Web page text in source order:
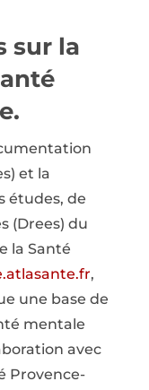
sur la
et la
études, de
(Drees) du
la Santé
,
une base de
mentale
avec
Provence-